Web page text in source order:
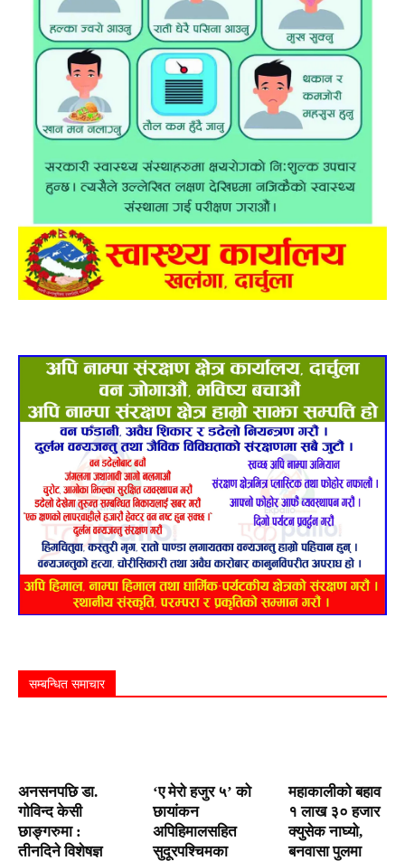
सम्बन्धित समाचार
अनसनपछि डा.
गोविन्द केसी
छाङ्गरुमा :
तीनदिने विशेषज्ञ
‘ए मेरो हजुर ५’ को
छायांकन
अपिहिमालसहित
सुदूरपश्चिमका
महाकालीको बहाव
१ लाख ३० हजार
क्युसेक नाघ्यो,
बनवासा पुलमा